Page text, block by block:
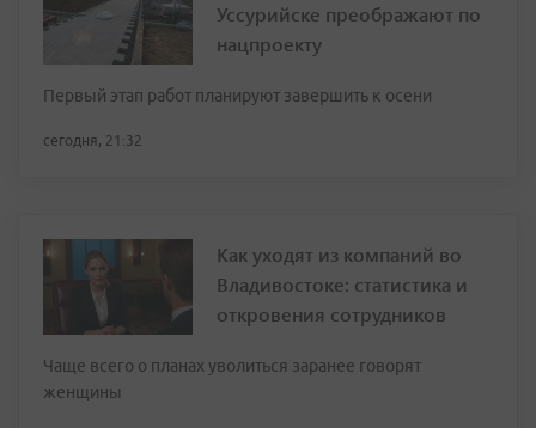
Уссурийске преображают по
нацпроекту
Первый этап работ планируют завершить к осени
сегодня, 21:32
Как уходят из компаний во
Владивостоке: статистика и
откровения сотрудников
Чаще всего о планах уволиться заранее говорят
женщины